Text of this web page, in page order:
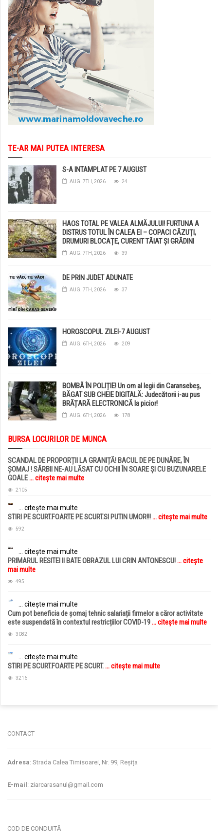
TE-AR MAI PUTEA INTERESA
S-A INTAMPLAT PE 7 AUGUST
AUG. 7TH, 2026 24
HAOS TOTAL PE VALEA ALMĂJULUI! FURTUNA A
DISTRUS TOTUL ÎN CALEA EI – COPACI CĂZUȚI,
DRUMURI BLOCAȚE, CURENT TĂIAT ȘI GRĂDINI
DISTRUSE DE GRINDINĂ!
AUG. 7TH, 2026 39
DE PRIN JUDET ADUNATE
AUG. 7TH, 2026 37
HOROSCOPUL ZILEI-7 AUGUST
AUG. 6TH, 2026 209
BOMBĂ ÎN POLIȚIE! Un om al legii din Caransebeș,
BĂGAT SUB CHEIE DIGITALĂ: Judecătorii i-au pus
BRĂȚARĂ ELECTRONICĂ la picior!
AUG. 6TH, 2026 178
BURSA LOCURILOR DE MUNCA
SCANDAL DE PROPORȚII LA GRANIȚĂ! BACUL DE PE DUNĂRE, ÎN
ȘOMAJ ! SÂRBII NE-AU LĂSAT CU OCHII ÎN SOARE ȘI CU BUZUNARELE
GOALE... citește mai multe
2105
... citește mai multe
STIRI PE SCURT.FOARTE PE SCURT.SI PUTIN UMOR!!!... citește mai multe
592
... citește mai multe
PRIMARUL RESITEI II BATE OBRAZUL LUI CRIN ANTONESCU!... citește
mai multe
495
... citește mai multe
Cum pot beneficia de șomaj tehnic salariații firmelor a căror activitate
este suspendată în contextul restricțiilor COVID-19... citește mai multe
3082
... citește mai multe
STIRI PE SCURT.FOARTE PE SCURT.... citește mai multe
3216
CONTACT
Adresa: Strada Calea Timisoarei, Nr. 99, Reșița
E-mail : ziarcarasanul@gmail.com
COD DE CONDUITĂ